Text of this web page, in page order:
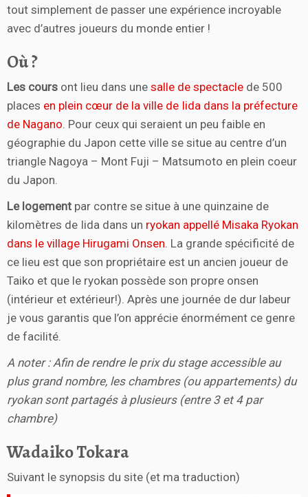
tout simplement de passer une expérience incroyable
avec d’autres joueurs du monde entier !
Où ?
Les cours ont lieu dans une salle de spectacle de 500
places en plein cœur de la ville de Iida dans la préfecture
de Nagano. Pour ceux qui seraient un peu faible en
géographie du Japon cette ville se situe au centre d’un
triangle Nagoya – Mont Fuji – Matsumoto en plein coeur
du Japon.
Le logement par contre se situe à une quinzaine de
kilomètres de Iida dans un ryokan appellé Misaka Ryokan
dans le village Hirugami Onsen. La grande spécificité de
ce lieu est que son propriétaire est un ancien joueur de
Taiko et que le ryokan possède son propre onsen
(intérieur et extérieur!). Après une journée de dur labeur
je vous garantis que l’on apprécie énormément ce genre
de facilité.
A noter : Afin de rendre le prix du stage accessible au
plus grand nombre, les chambres (ou appartements) du
ryokan sont partagés à plusieurs (entre 3 et 4 par
chambre)
Wadaiko Tokara
Suivant le synopsis du site (et ma traduction)